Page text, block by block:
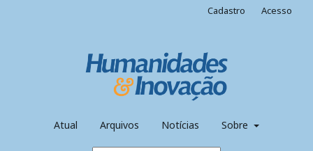
Atual Arquivos Notícias Sobre
Cadastro Acesso